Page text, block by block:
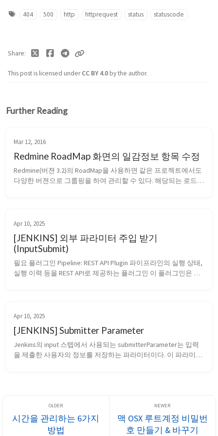
404 500 http httprequest status statuscode
This post is licensed underCC BY 4.0by the author.
Share
Further Reading
Mar 12, 2016
Redmine RoadMap 화면의 일감정보 항목 수정
Redmine(버젼 3.2)의 RoadMap을 사용하면 같은 프로젝트에서도
다양한 버젼으로 그룹핑을 하여 관리할 수 있다. 해당되는 로드맵
된 일감의 내역을 보면 ...
Apr 10, 2025
[JENKINS] 외부 파라미터 주입 받기
(InputSubmit)
필요 플러그인 Pipeline: REST API Plugin 파이프라인의 실행 상태,
실행 이력 등을 REST API로 제공하는 플러그인 이 플러그인은
Apr 10, 2025
[JENKINS] Submitter Parameter
Jenkins의 ⁠input⁠ 스텝에서 사용되는 ⁠submitterParameter⁠는 입력
을 제출한 사용자의 정보를 저장하는 파라미터이다. 이 파라미터
시간을 관리하는 6가지
방법
맥 OSX 루트계정 비밀번
호 만들기 & 바꾸기